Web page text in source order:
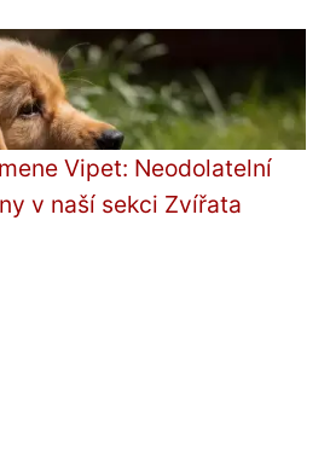
Vipet: Neodolatelní
v naší sekci Zvířata